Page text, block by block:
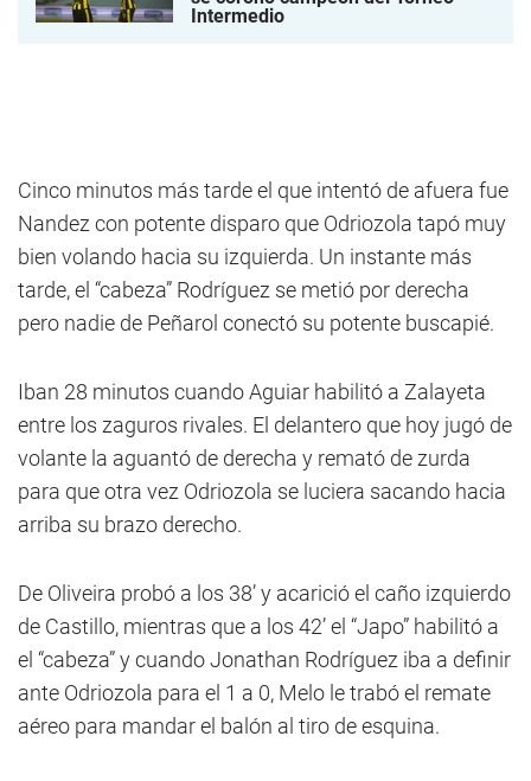
Intermedio
Cinco minutos más tarde el que intentó de afuera fue
Nandez con potente disparo que Odriozola tapó muy
bien volando hacia su izquierda. Un instante más
tarde, el “cabeza” Rodríguez se metió por derecha
pero nadie de Peñarol conectó su potente buscapié.
Iban 28 minutos cuando Aguiar habilitó a Zalayeta
entre los zaguros rivales. El delantero que hoy jugó de
volante la aguantó de derecha y remató de zurda
para que otra vez Odriozola se luciera sacando hacia
arriba su brazo derecho.
De Oliveira probó a los 38’ y acarició el caño izquierdo
de Castillo, mientras que a los 42’ el “Japo” habilitó a
el “cabeza” y cuando Jonathan Rodríguez iba a definir
ante Odriozola para el 1 a 0, Melo le trabó el remate
aéreo para mandar el balón al tiro de esquina.